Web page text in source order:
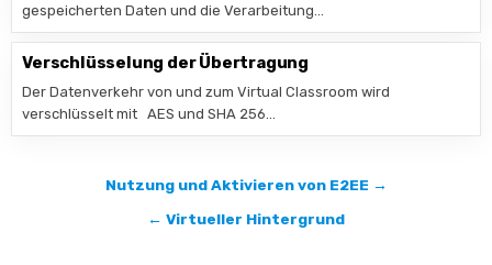
gespeicherten Daten und die Verarbeitung…
Verschlüsselung der Übertragung
Der Datenverkehr von und zum Virtual Classroom wird
verschlüsselt mit AES und SHA 256…
Beitragsnavigation
Nutzung und Aktivieren von E2EE →
← Virtueller Hintergrund